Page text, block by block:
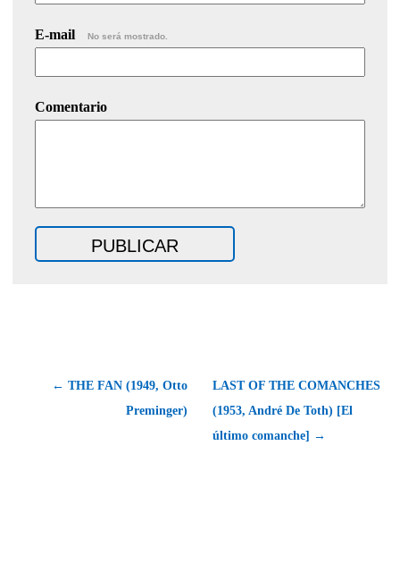
E-mail No será mostrado.
Comentario
← THE FAN (1949, Otto
Preminger)
LAST OF THE COMANCHES
(1953, André De Toth) [El
último comanche] →